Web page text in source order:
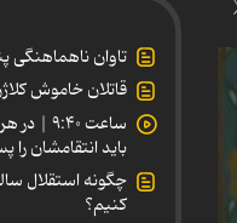
تاوان ناهماهنگی
قاتلان خاموش
ساعت
باید انتقامشان
چگونه استقلال
کنیم؟